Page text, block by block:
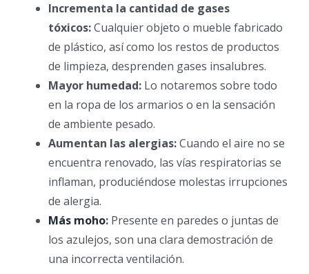
Incrementa la cantidad de gases
tóxicos:Cualquier objeto o mueble fabricado
de plástico, así como los restos de productos
de limpieza, desprenden gases insalubres.
Mayor humedad: Lo notaremos sobre todo
en la ropa de los armarios o en la sensación
de ambiente pesado.
Aumentan las alergias:Cuando el aire no se
encuentra renovado, las vías respiratorias se
inflaman, produciéndose molestas irrupciones
de alergia.
Más moho: Presente en paredes o juntas de
los azulejos, son una clara demostración de
una incorrecta ventilación.